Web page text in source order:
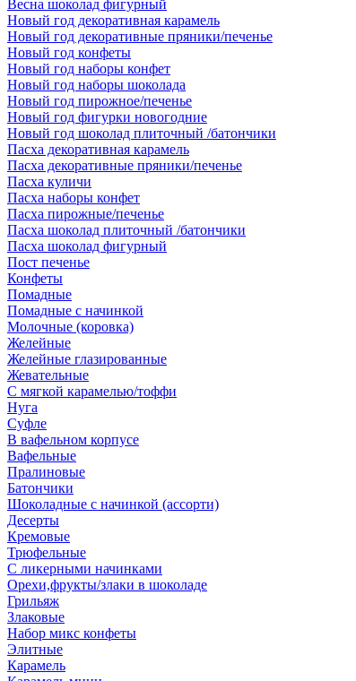
Весна шоколад фигурный
Новый год декоративная карамель
Новый год декоративные пряники/печенье
Новый год конфеты
Новый год наборы конфет
Новый год наборы шоколада
Новый год пирожное/печенье
Новый год фигурки новогодние
Новый год шоколад плиточный /батончики
Пасха декоративная карамель
Пасха декоративные пряники/печенье
Пасха куличи
Пасха наборы конфет
Пасха пирожные/печенье
Пасха шоколад плиточный /батончики
Пасха шоколад фигурный
Пост печенье
Конфеты
Помадные
Помадные с начинкой
Молочные (коровка)
Желейные
Желейные глазированные
Жевательные
С мягкой карамелью/тоффи
Нуга
Суфле
В вафельном корпусе
Вафельные
Пралиновые
Батончики
Шоколадные с начинкой (ассорти)
Десерты
Кремовые
Трюфельные
С ликерными начинками
Орехи,фрукты/злаки в шоколаде
Грильяж
Злаковые
Набор микс конфеты
Элитные
Карамель